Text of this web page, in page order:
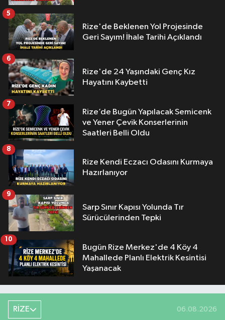
Rize'de Beklenen Yol Projesinde
Geri Sayım! İhale Tarihi Açıklandı
5
Rize'de 24 Yaşındaki Genç Kız
Hayatını Kaybetti
6
Rize’de Bugün Yapılacak Semicenk
ve Yener Çevik Konserlerinin
Saatleri Belli Oldu
7
Rize Kendi Eczacı Odasını Kurmaya
Hazırlanıyor
8
Sarp Sınır Kapısı Yolunda Tır
Sürücülerinden Tepki
9
Bugün Rize Merkez'de 4 Köy 4
Mahallede Planlı Elektrik Kesintisi
Yaşanacak
10
RİZE 06.08.2026